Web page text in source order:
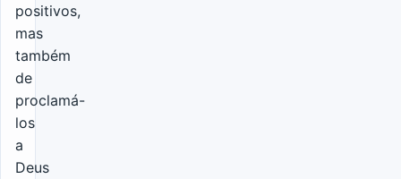
positivos,
mas
também
de
proclamá-
los
a
Deus